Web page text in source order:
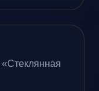
«Стеклянная